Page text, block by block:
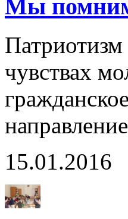
Мы
чувствах
15.01.2016